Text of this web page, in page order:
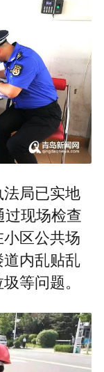
局已实地
过现场检查
区公共场
内乱贴乱
等问题。